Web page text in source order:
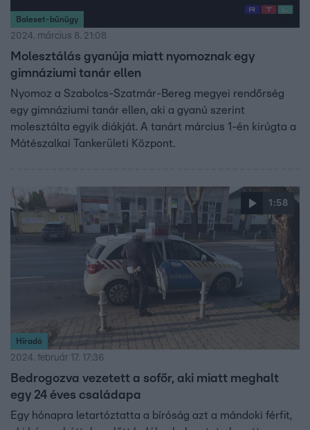
Baleset-bűnügy
2024. március 8. 21:08
Molesztálás gyanúja miatt nyomoznak egy
gimnáziumi tanár ellen
Nyomoz a Szabolcs-Szatmár-Bereg megyei rendőrség
egy gimnáziumi tanár ellen, aki a gyanú szerint
molesztálta egyik diákját. A tanárt március 1-én kirúgta a
Mátészalkai Tankerületi Központ.
1:58
Híradó
2024. február 17. 17:36
Bedrogozva vezetett a sofőr, aki miatt meghalt
egy 24 éves családapa
Egy hónapra letartóztatta a bíróság azt a mándoki férfit,